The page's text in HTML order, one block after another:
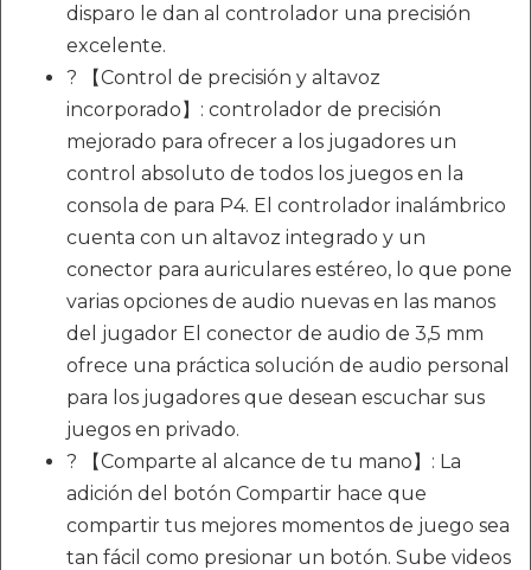
disparo le dan al controlador una precisión
excelente.
? 【Control de precisión y altavoz
incorporado】: controlador de precisión
mejorado para ofrecer a los jugadores un
control absoluto de todos los juegos en la
consola de para P4. El controlador inalámbrico
cuenta con un altavoz integrado y un
conector para auriculares estéreo, lo que pone
varias opciones de audio nuevas en las manos
del jugador El conector de audio de 3,5 mm
ofrece una práctica solución de audio personal
para los jugadores que desean escuchar sus
juegos en privado.
? 【Comparte al alcance de tu mano】: La
adición del botón Compartir hace que
compartir tus mejores momentos de juego sea
tan fácil como presionar un botón. Sube videos